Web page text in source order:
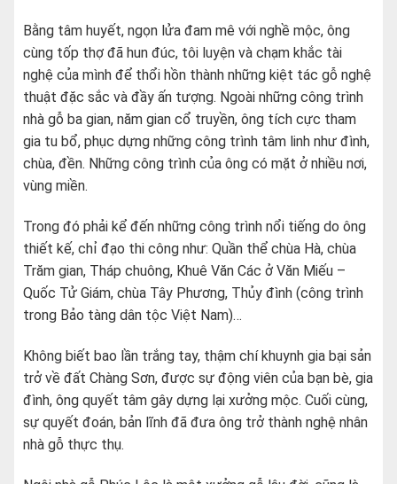
Bằng tâm huyết, ngọn lửa đam mê với nghề mộc, ông
cùng tốp thợ đã hun đúc, tôi luyện và chạm khắc tài
nghệ của mình để thổi hồn thành những kiệt tác gỗ nghệ
thuật đặc sắc và đầy ấn tượng. Ngoài những công trình
nhà gỗ ba gian, năm gian cổ truyền, ông tích cực tham
gia tu bổ, phục dựng những công trình tâm linh như đình,
chùa, đền. Những công trình của ông có mặt ở nhiều nơi,
vùng miền.
Trong đó phải kể đến những công trình nổi tiếng do ông
thiết kế, chỉ đạo thi công như: Quần thể chùa Hà, chùa
Trăm gian, Tháp chuông, Khuê Văn Các ở Văn Miếu –
Quốc Tử Giám, chùa Tây Phương, Thủy đình (công trình
trong Bảo tàng dân tộc Việt Nam)…
Không biết bao lần trắng tay, thậm chí khuynh gia bại sản
trở về đất Chàng Sơn, được sự động viên của bạn bè, gia
đình, ông quyết tâm gây dựng lại xưởng mộc. Cuối cùng,
sự quyết đoán, bản lĩnh đã đưa ông trở thành nghệ nhân
nhà gỗ thực thụ.